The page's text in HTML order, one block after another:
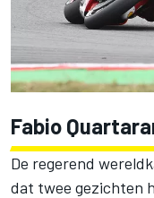
Fabio
De regerend
dat twee gezichten